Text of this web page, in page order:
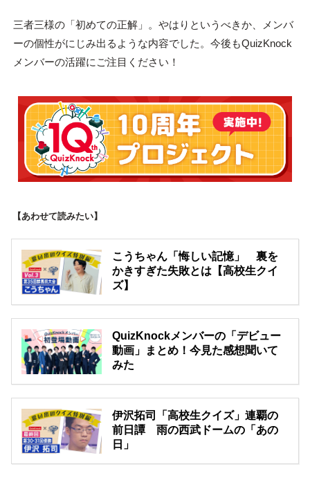
三者三様の「初めての正解」。やはりというべきか、メンバ
ーの個性がにじみ出るような内容でした。今後もQuizKnock
メンバーの活躍にご注目ください！
【あわせて読みたい】
こうちゃん「悔しい記憶」 裏を
かきすぎた失敗とは【高校生クイ
ズ】
QuizKnockメンバーの「デビュー
動画」まとめ！今見た感想聞いて
みた
伊沢拓司「高校生クイズ」連覇の
前日譚 雨の西武ドームの「あの
日」